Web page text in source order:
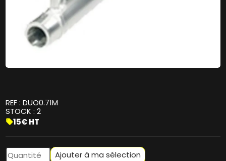
REF :DUO0.71M
STOCK :2
sell15€ HT
Ajouter à ma sélection